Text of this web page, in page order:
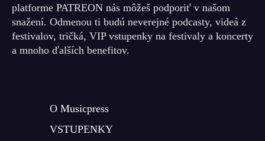
platforme PATREON nás môžeš podporiť v našom
snažení. Odmenou ti budú neverejné podcasty, videá z
festivalov, tričká, VIP vstupenky na festivaly a koncerty
a mnoho ďalších benefitov.
O Musicpress
VSTUPENKY